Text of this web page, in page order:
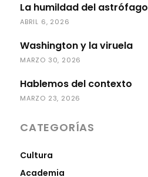
La humildad del astrófago
ABRIL 6, 2026
Washington y la viruela
MARZO 30, 2026
Hablemos del contexto
MARZO 23, 2026
CATEGORÍAS
Cultura
Academia